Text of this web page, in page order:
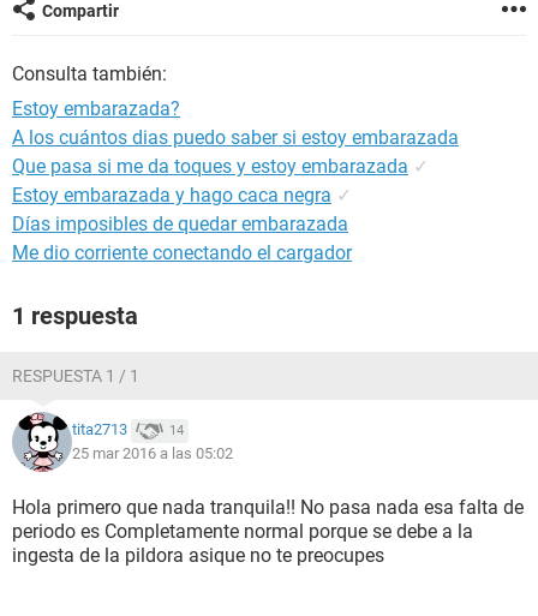
Compartir
Consulta también:
Estoy embarazada?
A los cuántos dias puedo saber si estoy embarazada
Que pasa si me da toques y estoy embarazada ✓
Estoy embarazada y hago caca negra ✓
Días imposibles de quedar embarazada
Me dio corriente conectando el cargador
1 respuesta
RESPUESTA 1 / 1
tita2713 14
25 mar 2016 a las 05:02
Hola primero que nada tranquila!! No pasa nada esa falta de
periodo es Completamente normal porque se debe a la
ingesta de la pildora asique no te preocupes